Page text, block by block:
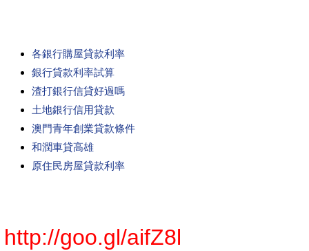
各銀行購屋貸款利率
銀行貸款利率試算
渣打銀行信貸好過嗎
土地銀行信用貸款
澳門青年創業貸款條件
和潤車貸高雄
原住民房屋貸款利率
http://goo.gl/aifZ8l